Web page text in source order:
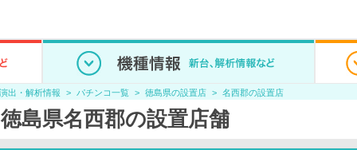
出・解析情報 パチンコ一覧 徳島県の設置店 名西郡の設置店
島県名西郡の設置店舗